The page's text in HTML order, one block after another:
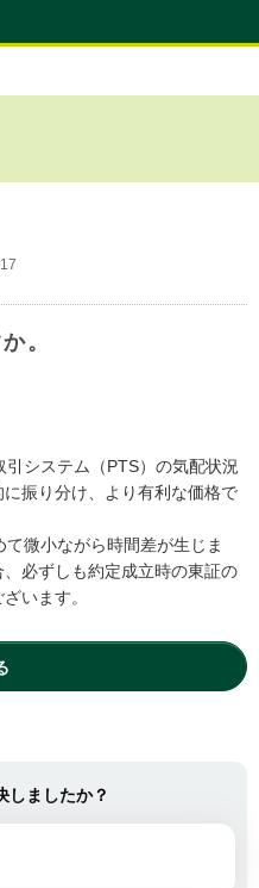
。
システム（PTS）の気配状況
振り分け、より有利な価格で
微小ながら時間差が生じま
必ずしも約定成立時の東証の
います。
しましたか？